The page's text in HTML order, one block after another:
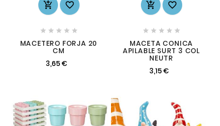
 
    
MACETERO FORJA 20
CM
3,65 €
 
    
MACETA CONICA
APILABLE SURT 3 COL
NEUTR
3,15 €